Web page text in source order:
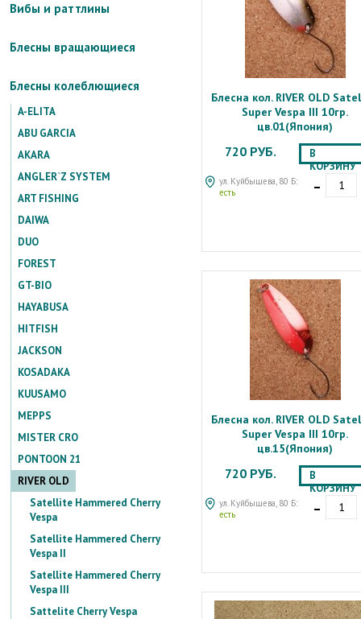
Вибы и раттлины
Блесны вращающиеся
Блесны колеблющиеся
A-ELITA
ABU GARCIA
AKARA
ANGLER`Z SYSTEM
ART FISHING
DAIWA
DUO
FOREST
GT-BIO
HAYABUSA
HITFISH
JACKSON
KOSADAKA
KUUSAMO
MEPPS
MISTER CRO
PONTOON 21
RIVER OLD
Satellite Hammered Cherry
Vespa
Satellite Hammered Cherry
Vespa II
Satellite Hammered Cherry
Vespa III
Sattelite Cherry Vespa
Блесна кол. RIVER OLD
Super Vespa III 10гр.
цв.01(Япония)
720 РУБ.
ул. Куйбышева, 80 Б:
есть
В
КОРЗИНУ
-
Блесна кол. RIVER OLD
Super Vespa III 10гр.
цв.15(Япония)
720 РУБ.
ул. Куйбышева, 80 Б:
есть
В
КОРЗИНУ
-